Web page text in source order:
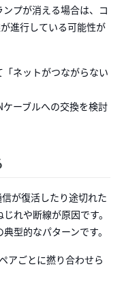
プが消える場合は、コ
進行している可能性が
ネットがつながらない
ーブルへの交換を検討
が復活したり途切れた
れや断線が原因です。
型的なパターンです。
アごとに撚り合わせら